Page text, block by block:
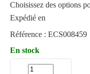
Choisissez des options
Expédié en
Référence : ECS008459
En stock